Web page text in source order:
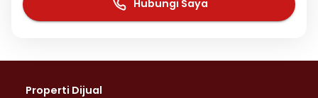
Hubungi Saya
Properti Dijual